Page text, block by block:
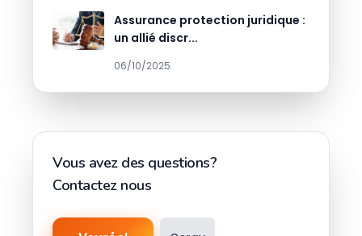
Assurance protection juridique :
un allié discr...
06/10/2025
Vous avez des questions?
Contactez nous